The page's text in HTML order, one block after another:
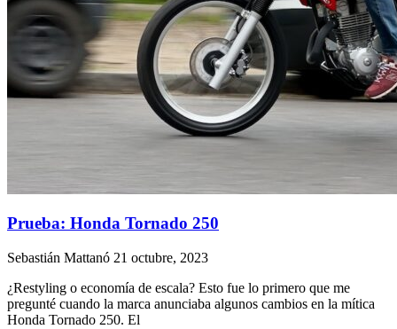
Prueba: Honda Tornado 250
Sebastián Mattanó 21 octubre, 2023
¿Restyling o economía de escala? Esto fue lo primero que me
pregunté cuando la marca anunciaba algunos cambios en la mítica
Honda Tornado 250. El